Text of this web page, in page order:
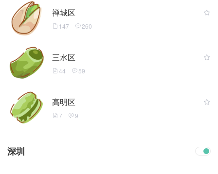
禅城区
147 260
三水区
44 59
高明区
7 9
深圳